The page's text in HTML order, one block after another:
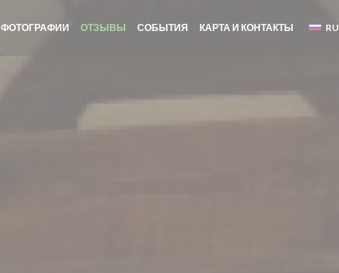
ФОТОГРАФИИ ОТЗЫВЫ СОБЫТИЯ КАРТА И КОНТАКТЫ RU